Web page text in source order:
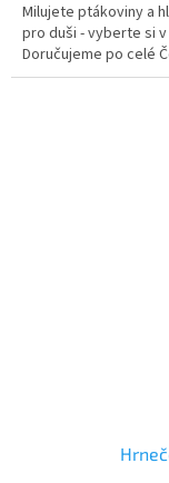
Milujete ptákoviny a
pro duši - vyberte si
Doručujeme po celé